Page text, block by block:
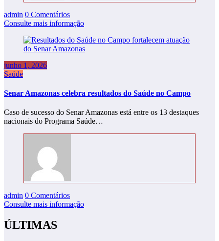
admin 0 Comentários
Consulte mais informação
junho 1, 2026
Saúde
Senar Amazonas celebra resultados do Saúde no Campo
Caso de sucesso do Senar Amazonas está entre os 13 destaques
nacionais do Programa Saúde…
admin 0 Comentários
Consulte mais informação
ÚLTIMAS